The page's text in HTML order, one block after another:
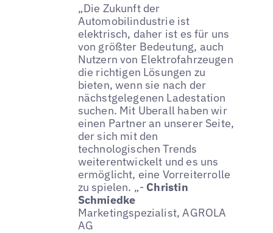
„Die Zukunft der
Automobilindustrie ist
elektrisch, daher ist es für uns
von größter Bedeutung, auch
Nutzern von Elektrofahrzeugen
die richtigen Lösungen zu
bieten, wenn sie nach der
nächstgelegenen Ladestation
suchen. Mit Uberall haben wir
einen Partner an unserer Seite,
der sich mit den
technologischen Trends
weiterentwickelt und es uns
ermöglicht, eine Vorreiterrolle
zu spielen. „- Christin
Schmiedke
Marketingspezialist, AGROLA
AG